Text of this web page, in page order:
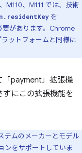
、M111 では、 技術
を
要があります。Chrome
ットフォームと同様に
「payment」拡張機
にこの拡張機能を
テムのメーカーとモデル
ンをサポートしていま